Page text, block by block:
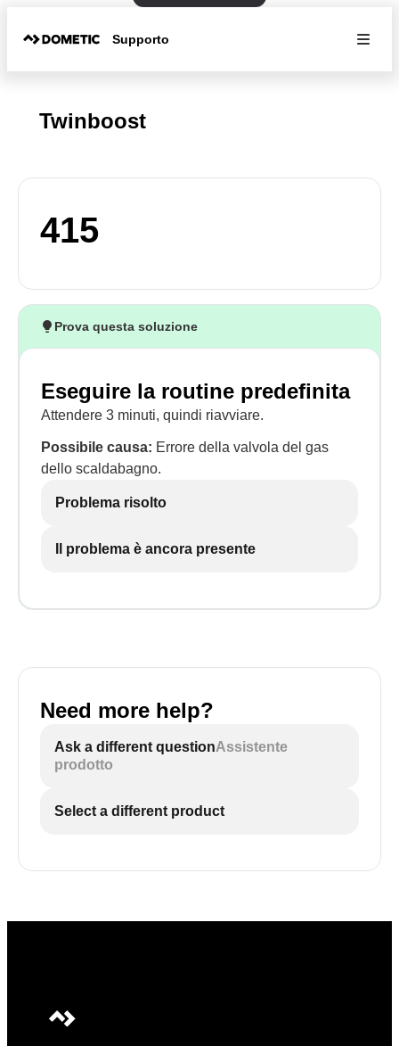
Supporto
Twinboost
415
Prova questa soluzione
Eseguire la routine predefinita
Attendere 3 minuti, quindi riavviare.
Possibile causa: Errore della valvola del gas
dello scaldabagno.
Problema risolto
Il problema è ancora presente
Need more help?
Ask a different questionAssistente
prodotto
Select a different product